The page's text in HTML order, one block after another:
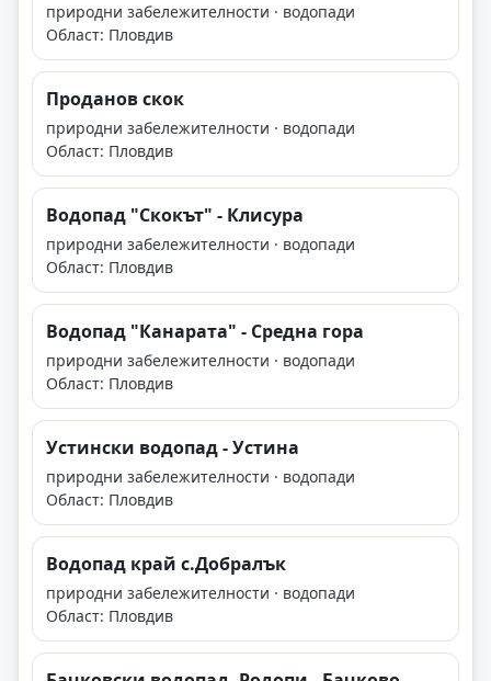
природни забележителности · водопади
Област: Пловдив
Проданов скок
природни забележителности · водопади
Област: Пловдив
Водопад "Скокът" - Клисура
природни забележителности · водопади
Област: Пловдив
Водопад "Канарата" - Средна гора
природни забележителности · водопади
Област: Пловдив
Устински водопад - Устина
природни забележителности · водопади
Област: Пловдив
Водопад край с.Добралък
природни забележителности · водопади
Област: Пловдив